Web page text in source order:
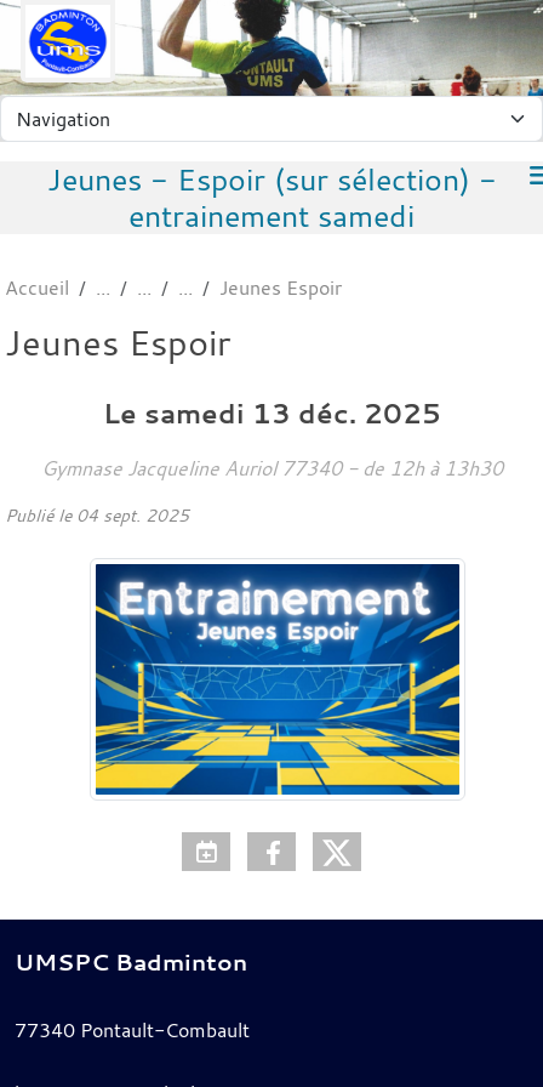
Jeunes - Espoir (sur sélection) -
entrainement samedi
Accueil Jeunes Espoir
Jeunes Espoir
Le samedi 13 déc. 2025
Gymnase Jacqueline Auriol 77340 - de 12h à 13h30
Publié le 04 sept. 2025
UMSPC Badminton
77340 Pontault-Combault
Panneau de gestion des cookies